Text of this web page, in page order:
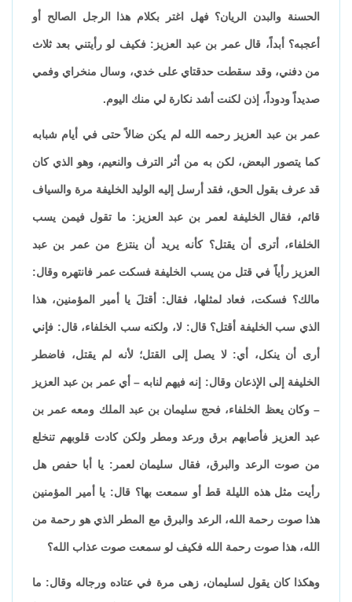
الحسنة والبدن الريان؟ فهل اغتر بكلام هذا الرجل الصالح أو
أعجبه؟ أبداً، قال عمر بن عبد العزيز: فكيف لو رأيتني بعد ثلاث
من دفني، وقد سقطت حدقتاي على خدي، وسال منخراي وفمي
صديداً ودوداً، إذن لكنت أشد نكارة لي منك اليوم.
عمر بن عبد العزيز رحمه الله لم يكن ضالاً حتى في أيام شبابه
كما يتصور البعض، لكن به من أثر الترف والنعيم، وهو الذي كان
قد عرف بقول الحق، فقد أرسل إليه الوليد الخليفة مرة والسياف
قائم، فقال الخليفة لعمر بن عبد العزيز: ما تقول فيمن يسب
الخلفاء، أترى أن يقتل؟ كأنه يريد أن ينتزع من عمر بن عبد
العزيز رأياً في قتل من يسب الخليفة فسكت عمر فانتهره وقال:
مالك؟ فسكت، فعاد لمثلها، فقال: أقتلَ يا أمير المؤمنين، هذا
الذي سب الخليفة أقتل؟ قال: لا، ولكنه سب الخلفاء، قال: فإني
أرى أن ينكل، أي: لا يصل إلى القتل؛ لأنه لم يقتل، فاضطر
الخليفة إلى الإذعان وقال: إنه فيهم لنابه – أي عمر بن عبد العزيز
– وكان يعظ الخلفاء، فحج سليمان بن عبد الملك ومعه عمر بن
عبد العزيز فأصابهم برق ورعد ومطر ولكن كادت قلوبهم تنخلع
من صوت الرعد والبرق، فقال سليمان لعمر: يا أبا حفص هل
رأيت مثل هذه الليلة قط أو سمعت بها؟ قال: يا أمير المؤمنين
هذا صوت رحمة الله، الرعد والبرق مع المطر الذي هو رحمة من
الله، هذا صوت رحمة الله فكيف لو سمعت صوت عذاب الله؟
وهكذا كان يقول لسليمان، زهى مرة في عتاده ورجاله وقال: ما